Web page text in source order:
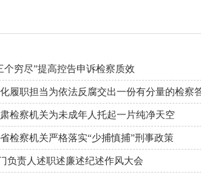
穷尽”提高控告申诉检察质效
职担当为依法反腐交出一份有分量的检察
察机关为未成年人托起一片纯净天空
察机关严格落实“少捕慎捕”刑事政策
负责人述职述廉述纪述作风大会